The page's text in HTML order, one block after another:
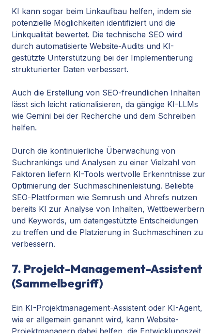
KI kann sogar beim Linkaufbau helfen, indem sie
potenzielle Möglichkeiten identifiziert und die
Linkqualität bewertet. Die technische SEO wird
durch automatisierte Website-Audits und KI-
gestützte Unterstützung bei der Implementierung
strukturierter Daten verbessert.
Auch die Erstellung von SEO-freundlichen Inhalten
lässt sich leicht rationalisieren, da gängige KI-LLMs
wie Gemini bei der Recherche und dem Schreiben
helfen.
Durch die kontinuierliche Überwachung von
Suchrankings und Analysen zu einer Vielzahl von
Faktoren liefern KI-Tools wertvolle Erkenntnisse zur
Optimierung der Suchmaschinenleistung. Beliebte
SEO-Plattformen wie Semrush und Ahrefs nutzen
bereits KI zur Analyse von Inhalten, Wettbewerbern
und Keywords, um datengestützte Entscheidungen
zu treffen und die Platzierung in Suchmaschinen zu
verbessern.
7. Projekt-Management-Assistent
(Sammelbegriff)
Ein KI-Projektmanagement-Assistent oder KI-Agent,
wie er allgemein genannt wird, kann Website-
Projektmanagern dabei helfen, die Entwicklungszeit